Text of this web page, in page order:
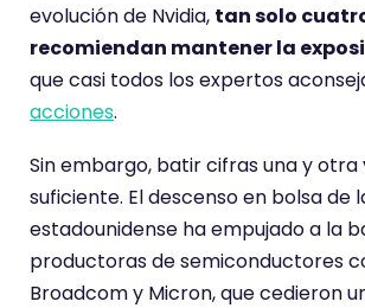
evolución de Nvidia, tan solo
recomiendan mantener la
que casi todos los expertos
acciones.
Sin embargo, batir cifras una y otra
suficiente. El descenso en bolsa de
estadounidense ha empujado a la
productoras de semiconductores
Broadcom y Micron, que cedieron